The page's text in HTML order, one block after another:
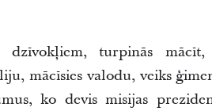
turpinās mācīt,
mācīsies valodu, veiks
ko devis misijas